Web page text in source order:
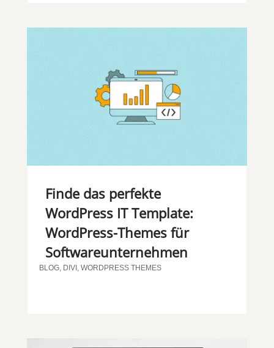
Finde das perfekte
WordPress IT Template:
WordPress-Themes für
Softwareunternehmen
BLOG, DIVI, WORDPRESS THEMES